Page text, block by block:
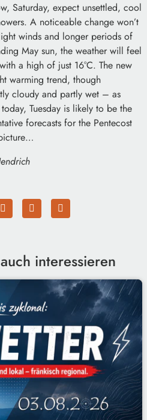
Saturday, expect unsettled, cool
A noticeable change won’t
winds and longer periods of
May sun, the weather will feel
a high of just 16°C. The new
warming trend, though
cloudy and partly wet – as
Tuesday is likely to be the
forecasts for the Pentecost
interessieren